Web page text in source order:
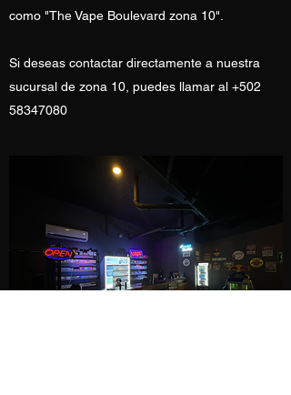
como "The Vape Boulevard zona 10".
Si deseas contactar directamente a nuestra
sucursal de zona 10, puedes llamar al +502
58347080